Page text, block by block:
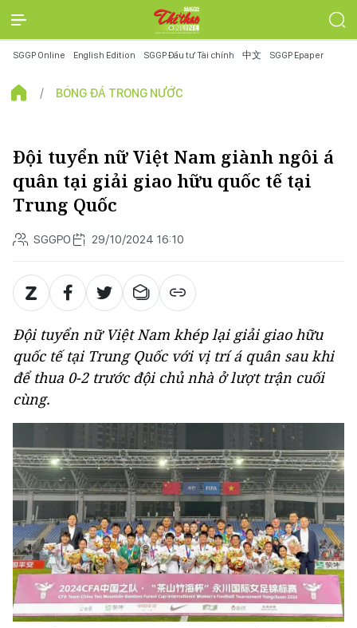
SGGP Online English Edition SGGP Đầu tư Tài chính 中文 SGGP Epaper
BÓNG ĐÁ TRONG NƯỚC
Đội tuyển nữ Việt Nam giành ngôi á
quân tại giải giao hữu quốc tế tại
Trung Quốc
SGGPO 29/10/2024 16:10
Đội tuyển nữ Việt Nam khép lại giải giao hữu
quốc tế tại Trung Quốc với vị trí á quân sau khi
để thua 0-2 trước đội chủ nhà ở lượt trận cuối
cùng.